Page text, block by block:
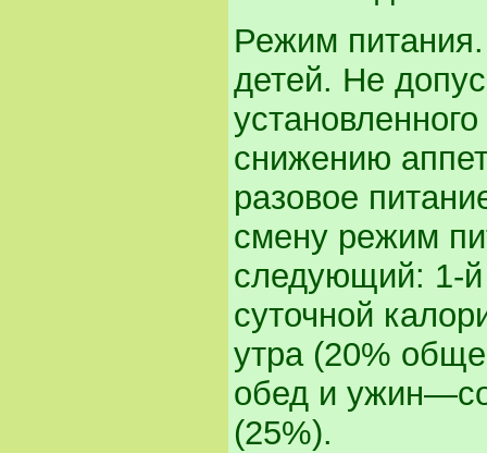
Режим
детей. Не
снижению
разовое
смену режим
следующий: 1-
суточной
утра (20%
обед и
(25%).